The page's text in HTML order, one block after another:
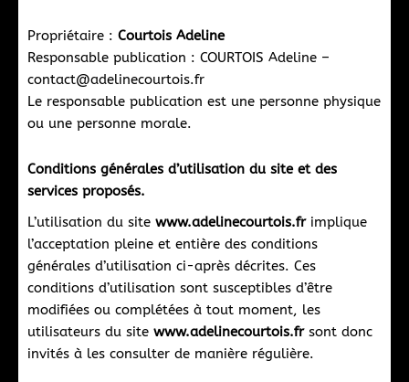
Propriétaire : Courtois Adeline
Responsable publication : COURTOIS Adeline –
contact@adelinecourtois.fr
Le responsable publication est une personne physique
ou une personne morale.
Conditions générales d’utilisation du site et des
services proposés.
L’utilisation du site www.adelinecourtois.frimplique
l’acceptation pleine et entière des conditions
générales d’utilisation ci-après décrites. Ces
conditions d’utilisation sont susceptibles d’être
modifiées ou complétées à tout moment, les
utilisateurs du site www.adelinecourtois.frsont donc
invités à les consulter de manière régulière.